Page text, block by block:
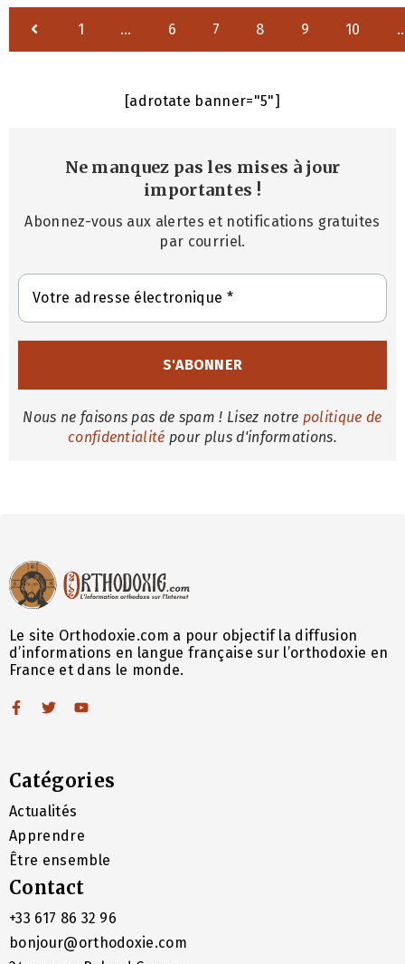
1 … 6 7 8 9 10
[adrotate banner="5"]
Ne manquez pas les mises à jour
importantes !
Abonnez-vous aux alertes et notifications gratuites
par courriel.
Nous ne faisons pas de spam ! Lisez notre politique de
confidentialité pour plus d'informations.
Le site Orthodoxie.com a pour objectif la diffusion
d’informations en langue française sur l’orthodoxie en
France et dans le monde.
Catégories
Actualités
Apprendre
Être ensemble
Contact
+33 617 86 32 96
bonjour@orthodoxie.com